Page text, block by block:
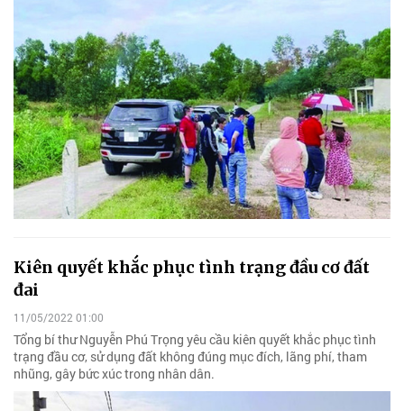
Kiên quyết khắc phục tình trạng đầu cơ đất
đai
11/05/2022 01:00
Tổng bí thư Nguyễn Phú Trọng yêu cầu kiên quyết khắc phục tình
trạng đầu cơ, sử dụng đất không đúng mục đích, lãng phí, tham
nhũng, gây bức xúc trong nhân dân.